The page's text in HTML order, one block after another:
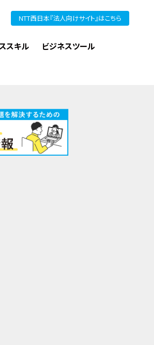
NTT西日本『法人向けサイト』はこちら
スキル ビジネスツール